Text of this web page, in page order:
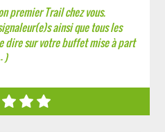
premier Trail chez vous.
ainsi que tous les
dire sur votre buffet mise à part
)